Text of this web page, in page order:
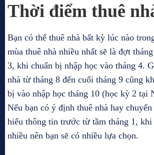
Thời điểm thuê
Bạn có thể thuê nhà bất kỳ lúc nào
mùa thuê nhà nhiều nhất sẽ là đợt
3, khi chuẩn bị nhập học vào tháng 4.
nhà từ tháng 8 đến cuối tháng 9 cũng
bị vào nhập học tháng 10 (học kỳ 2 tại
Nếu bạn có ý định thuê nhà hay
hiểu thông tin trước từ tầm tháng 1, khi
nhiều nên bạn sẽ có nhiều lựa chọn.